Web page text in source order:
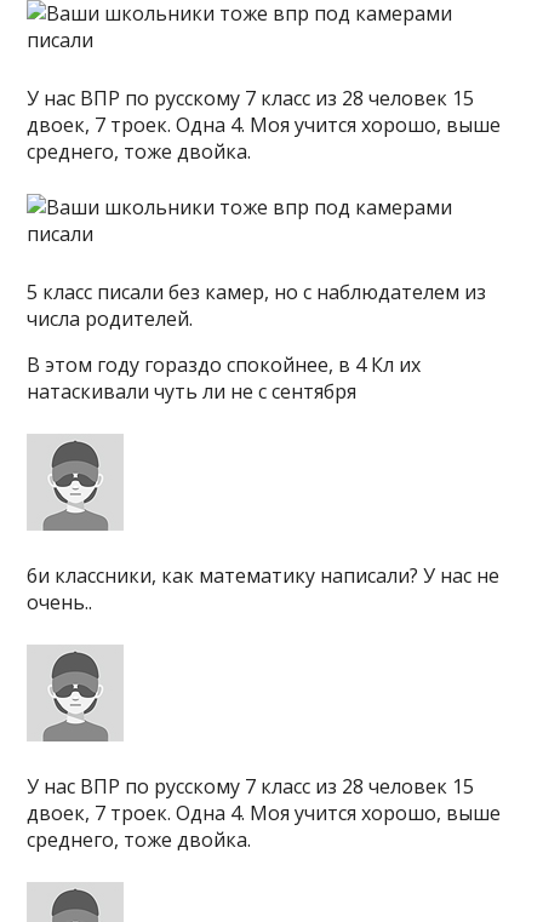
У нас ВПР по русскому 7 класс из 28 человек 15
двоек, 7 троек. Одна 4. Моя учится хорошо, выше
среднего, тоже двойка.
5 класс писали без камер, но с наблюдателем из
числа родителей.
В этом году гораздо спокойнее, в 4 Кл их
натаскивали чуть ли не с сентября
6и классники, как математику написали? У нас не
очень..
У нас ВПР по русскому 7 класс из 28 человек 15
двоек, 7 троек. Одна 4. Моя учится хорошо, выше
среднего, тоже двойка.